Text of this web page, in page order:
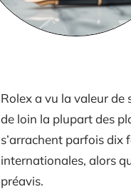
Rolex a vu la valeur de
de loin la plupart des
s’arrachent parfois dix
internationales, alors
préavis.